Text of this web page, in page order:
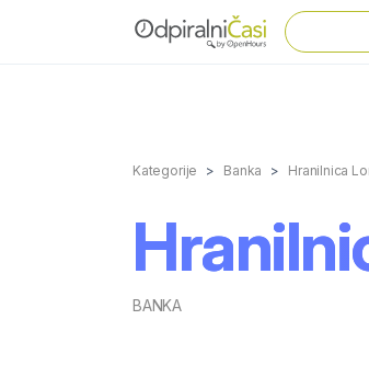
Kategorije Banka Hranilnica
BANKA